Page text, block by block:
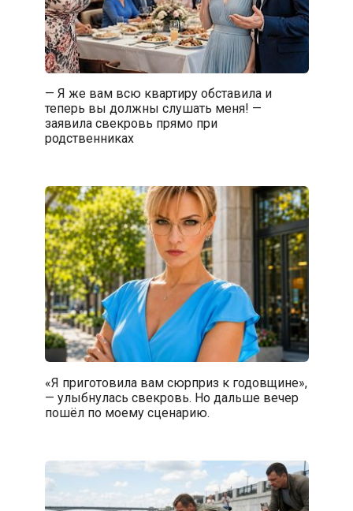
— Я же вам всю квартиру обставила и
теперь вы должны слушать меня! —
заявила свекровь прямо при
родственниках
«Я приготовила вам сюрприз к годовщине»,
— улыбнулась свекровь. Но дальше вечер
пошёл по моему сценарию.